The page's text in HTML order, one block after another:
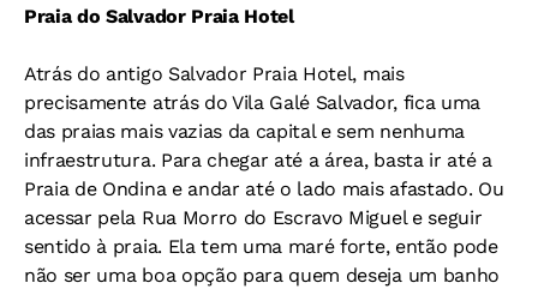
Praia do Salvador Praia Hotel
Atrás do antigo Salvador Praia Hotel, mais
precisamente atrás do Vila Galé Salvador, fica uma
das praias mais vazias da capital e sem nenhuma
infraestrutura. Para chegar até a área, basta ir até a
Praia de Ondina e andar até o lado mais afastado. Ou
acessar pela Rua Morro do Escravo Miguel e seguir
sentido à praia. Ela tem uma maré forte, então pode
não ser uma boa opção para quem deseja um banho